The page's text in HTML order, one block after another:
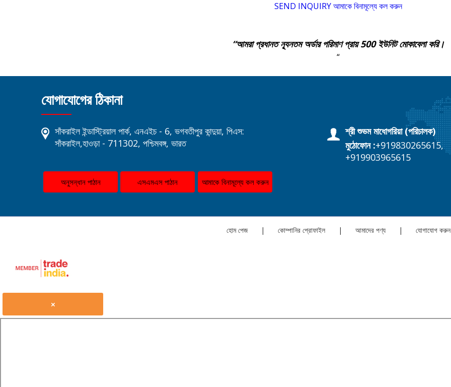
SEND INQUIRYআমাকে বিনামূল্যে কল করুন
“আমরা প্রধানত ন্যূনতম অর্ডার পরিমাণ প্রায় 500 ইউনিট মোকাবেলা করি।
“
যোগাযোগের ঠিকানা
সাঁকরাইল ইন্ডাস্ট্রিয়াল পার্ক, এনএইচ - 6, ভগবতীপুর কান্দুয়া, পিএস:
সাঁকরাইল,হাওড়া - 711302, পশ্চিমবঙ্গ, ভারত
শ্রী শুভম মাধোগরিয়া(পরিচালক)
মুঠোফোন :+919830265615,
+919903965615
অনুসন্ধান পাঠান এসএমএস পাঠান আমাকে বিনামূল্যে কল করুন
হোম পেজ | কোম্পানির প্রোফাইল | আমাদের পণ্য | যোগাযোগ করুন
×